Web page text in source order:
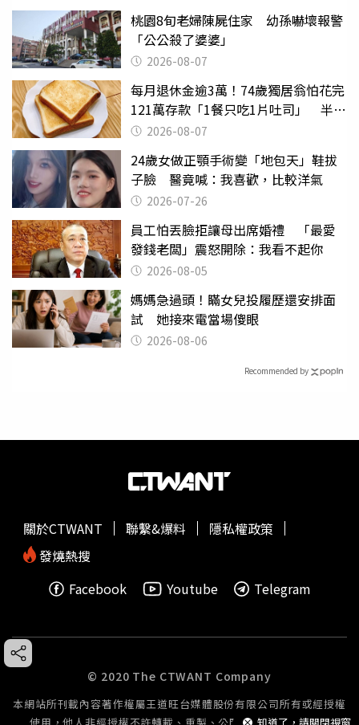
桃園8旬老婦陳屍住家 幼孫嚇壞報警
「公公殺了婆婆」
2026-08-07
每月退休金逾3萬！74歲獨居翁怕花完
121萬存款「1餐只吃1片吐司」 半年
後暴瘦嚇壞女兒
2026-08-07
24歲女做正顎手術變「地包天」鞋拔
子臉 醫竟喊：我喜歡，比較洋氣
2026-07-26
員工怕丟臉拒讓母出席婚禮 「最愛
發錢老闆」震怒開除：我看不起你
2026-08-05
媽媽急過頭！瞞女兒投履歷還安排面
試 她接來電當場傻眼
2026-08-06
Recommended by
關於CTWANT 聯繫&爆料
隱私權政策
發燒熱搜
Facebook
Youtube Telegram
© 2020 The CTWANT Company
本網站所刊載內容著作權屬王道旺台媒體股份有限公司所有或經授權